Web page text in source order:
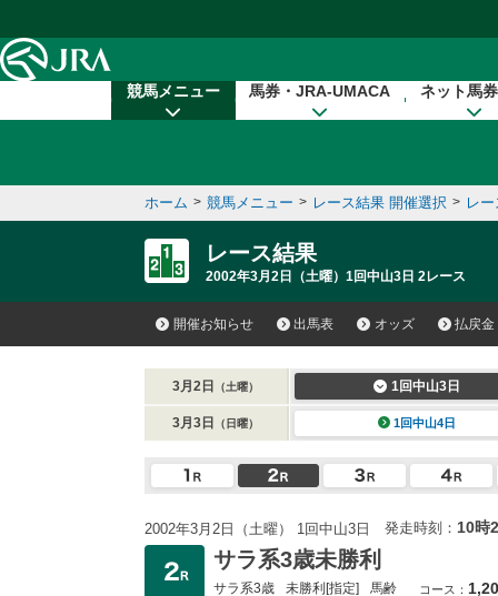
競馬メニュー 馬券・JRA-UMACA ネット馬
ホーム > 競馬メニュー > レース結果 開催選択 > レ
レース結果
2002年3月2日（土曜）1回中山3日 2レース
開催お知らせ 出馬表 オッズ 払戻金
3月2日 （土曜） 1回中山3日
3月3日 （日曜） 1回中山4日
2002年3月2日（土曜） 1回中山3日 発走時刻： 10時
サラ系3歳未勝利
サラ系3歳 未勝利[指定] 馬齢 コース：